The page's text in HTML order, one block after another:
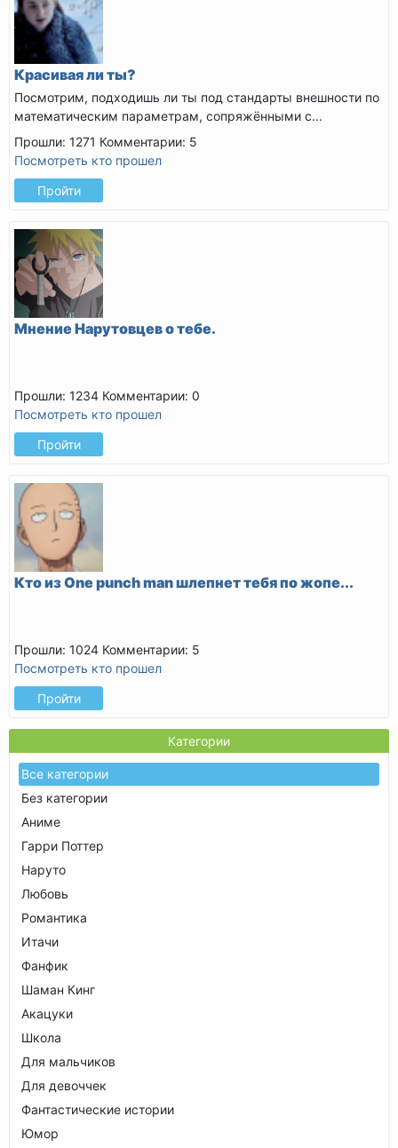
Красивая ли ты?
Посмотрим, подходишь ли ты под стандарты внешности по
математическим параметрам, сопряжёнными с...
Прошли: 1271 Комментарии: 5
Посмотреть кто прошел
Пройти
Мнение Нарутовцев о тебе.
Прошли: 1234 Комментарии: 0
Посмотреть кто прошел
Пройти
Кто из One punch man шлепнет тебя по жопе...
Прошли: 1024 Комментарии: 5
Посмотреть кто прошел
Пройти
Категории
Все категории
Без категории
Аниме
Гарри Поттер
Наруто
Любовь
Романтика
Итачи
Фанфик
Шаман Кинг
Акацуки
Школа
Для мальчиков
Для девоччек
Фантастические истории
Юмор